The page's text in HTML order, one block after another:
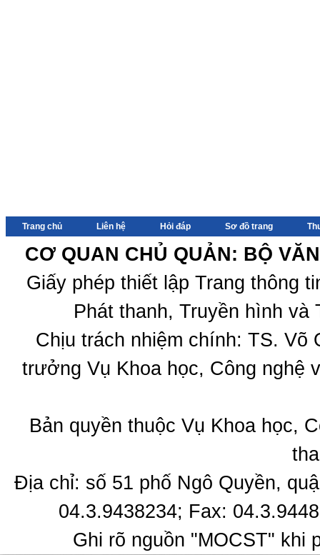
Trang chủ Liên hệ Hỏi đáp Sơ đồ trang
CƠ QUAN CHỦ QUẢN: BỘ
Giấy phép thiết lập Trang thông
Phát thanh, Truyền hình
Chịu trách nhiệm chính: TS.
trưởng Vụ Khoa học, Công nghệ
Bản quyền thuộc Vụ Khoa học,
Địa chỉ: số 51 phố Ngô Quyền,
04.3.9438234; Fax:
Ghi rõ nguồn "MOCST" khi